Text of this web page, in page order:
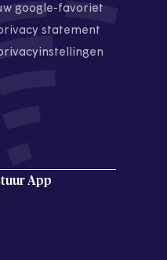
google-favoriet
statement
App